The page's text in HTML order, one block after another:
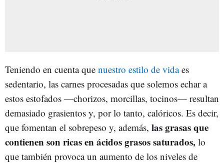
Teniendo en cuenta que nuestro estilo de vidaes
sedentario, las carnes procesadas que solemos echar a
estos estofados —chorizos, morcillas, tocinos— resultan
demasiado grasientos y, por lo tanto, calóricos. Es decir,
que fomentan el sobrepeso y, además, las grasas que
contienen son ricas en ácidos grasos saturados, lo
que también provoca un aumento de los niveles de